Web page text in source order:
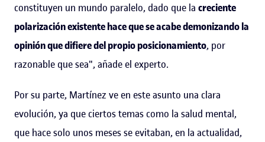
constituyen un mundo paralelo, dado que la creciente
polarización existente hace que se acabe demonizando la
opinión que difiere del propio posicionamiento, por
razonable que sea", añade el experto.
Por su parte, Martínez ve en este asunto una clara
evolución, ya que ciertos temas como la salud mental,
que hace solo unos meses se evitaban, en la actualidad,